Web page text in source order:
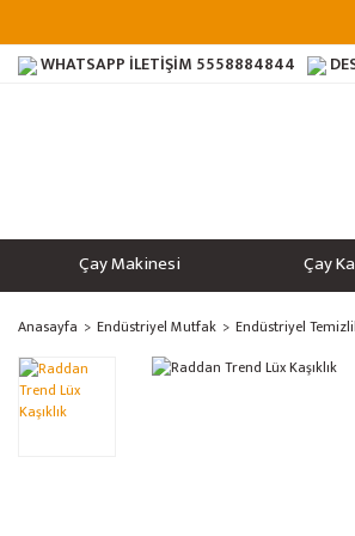
WHATSAPP İLETİŞİM 5558884844
Çay Makinesi Çay
Anasayfa Endüstriyel Mutfak Endüstriyel